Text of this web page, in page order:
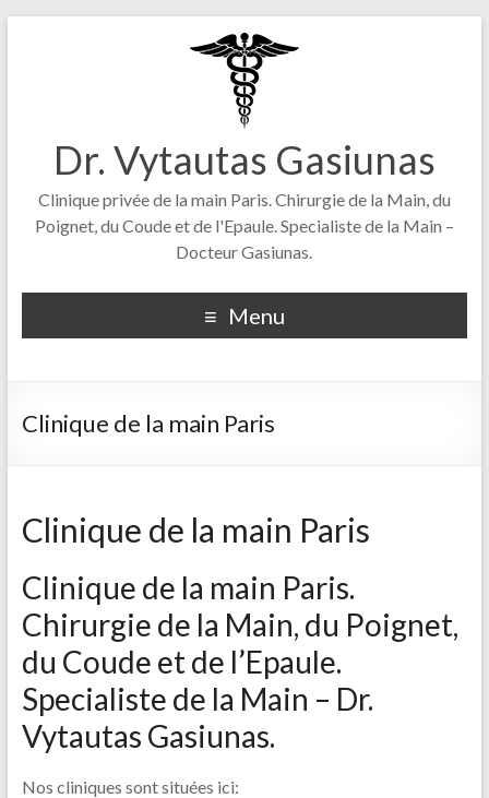
Dr. Vytautas Gasiunas
Clinique privée de la main Paris. Chirurgie de la Main, du
Poignet, du Coude et de l'Epaule. Specialiste de la Main –
Docteur Gasiunas.
Menu
Clinique de la main Paris
Clinique de la main Paris
Clinique de la main Paris.
Chirurgie de la Main, du Poignet,
du Coude et de l’Epaule.
Specialiste de la Main – Dr.
Vytautas Gasiunas.
Nos cliniques sont situées ici: